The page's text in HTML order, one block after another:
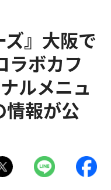
ズ』大阪で
ラボカフ
ルメニュ
情報が公